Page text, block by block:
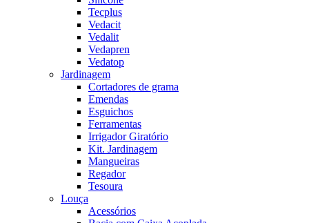
Tecplus
Vedacit
Vedalit
Vedapren
Vedatop
Jardinagem
Cortadores de grama
Emendas
Esguichos
Ferramentas
Irrigador Giratório
Kit. Jardinagem
Mangueiras
Regador
Tesoura
Louça
Acessórios